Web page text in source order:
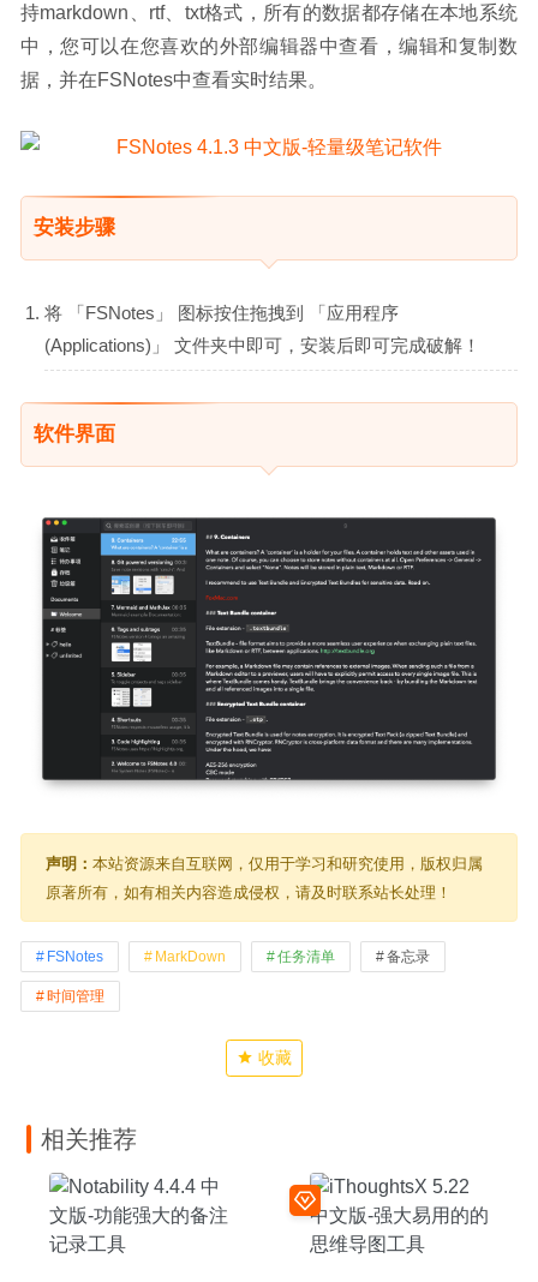
持markdown、rtf、txt格式，所有的数据都存储在本地系统
中，您可以在您喜欢的外部编辑器中查看，编辑和复制数
据，并在FSNotes中查看实时结果。
安装步骤
将 「FSNotes」 图标按住拖拽到 「应用程序
(Applications)」 文件夹中即可，安装后即可完成破解！
软件界面
声明： 本站资源来自互联网，仅用于学习和研究使用，版权归属
原著所有，如有相关内容造成侵权，请及时联系站长处理！
FSNotes MarkDown 任务清单 备忘录
时间管理
收藏
相关推荐